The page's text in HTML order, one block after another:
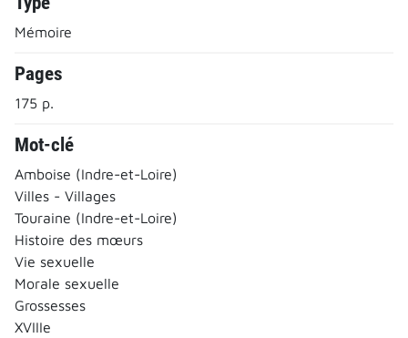
Mémoire
Pages
175 p.
Mot-clé
Amboise (Indre-et-Loire)
Villes - Villages
Touraine (Indre-et-Loire)
Histoire des mœurs
Vie sexuelle
Morale sexuelle
Grossesses
XVIIIe